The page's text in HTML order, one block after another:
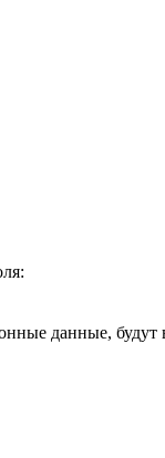
данные,